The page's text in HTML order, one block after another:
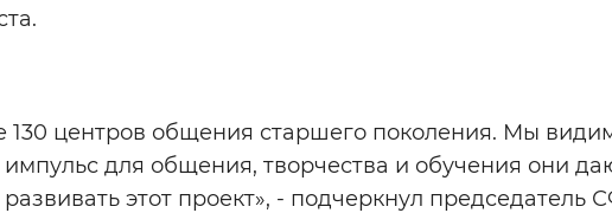
130 центров общения старшего поколения. Мы
для общения, творчества и обучения они
этот проект», - подчеркнул председатель